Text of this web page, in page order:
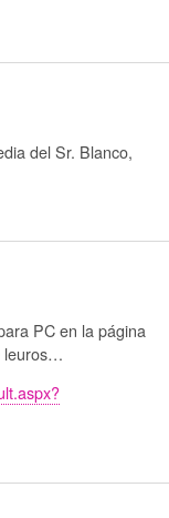
del Sr. Blanco,
PC en la página
leuros…